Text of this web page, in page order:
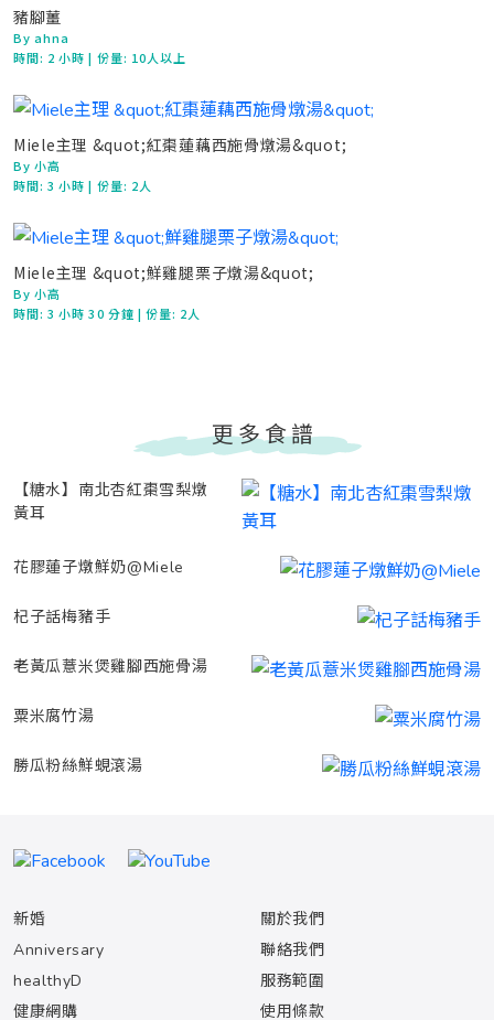
豬腳薑
By ahna
時間: 2 小時| 份量: 10人以上
Miele主理 &quot;紅棗蓮藕西施骨燉湯&quot;
By 小高
時間:3 小時| 份量: 2人
Miele主理 &quot;鮮雞腿栗子燉湯&quot;
By 小高
時間:3 小時 30 分鐘 | 份量: 2人
更多食譜
【糖水】南北杏紅棗雪梨燉
黃耳
花膠蓮子燉鮮奶@Miele
杞子話梅豬手
老黃瓜薏米煲雞腳西施骨湯
粟米腐竹湯
勝瓜粉絲鮮蜆滾湯
新婚
Anniversary
healthyD
健康網購
關於我們
聯絡我們
服務範圍
使用條款